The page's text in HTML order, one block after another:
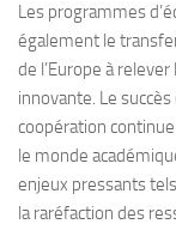
Les programmes
également le
de l’Europe à
innovante. Le
coopération
le monde
enjeux pressants
la raréfaction des